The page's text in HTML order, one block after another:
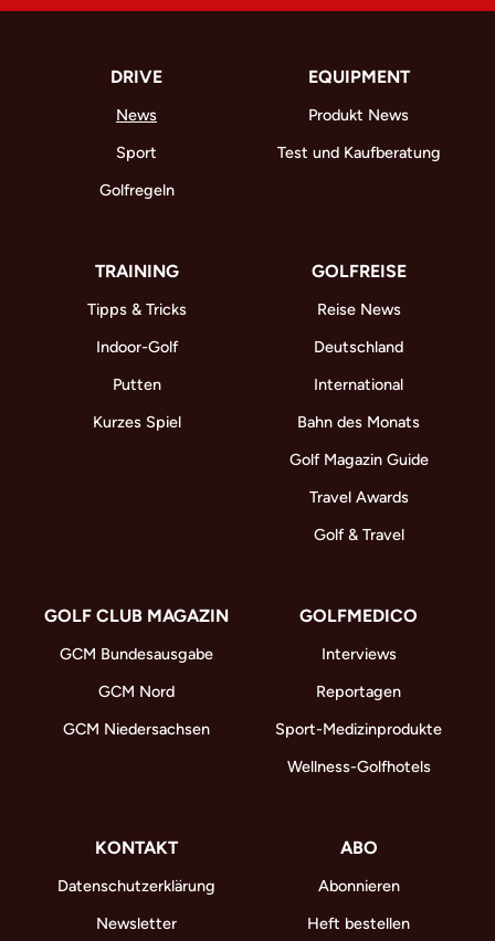
DRIVE
News
Sport
Golfregeln
EQUIPMENT
Produkt News
Test und Kaufberatung
TRAINING
Tipps & Tricks
Indoor-Golf
Putten
Kurzes Spiel
GOLFREISE
Reise News
Deutschland
International
Bahn des Monats
Golf Magazin Guide
Travel Awards
Golf & Travel
GOLF CLUB MAGAZIN
GCM Bundesausgabe
GCM Nord
GCM Niedersachsen
GOLFMEDICO
Interviews
Reportagen
Sport-Medizinprodukte
Wellness-Golfhotels
KONTAKT
Datenschutzerklärung
Newsletter
ABO
Abonnieren
Heft bestellen